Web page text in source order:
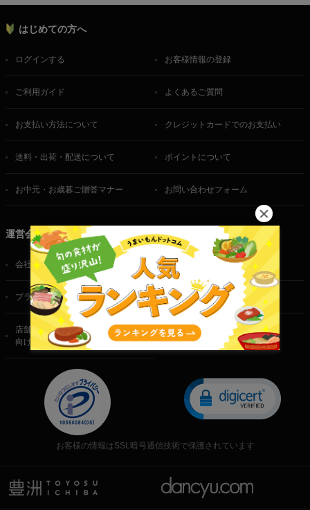
はじめての方へ
ログインする お客様情報の登録
ご利用ガイド よくあるご質問
お支払い方法について クレジットカードでのお支払い
送料・出荷・配送について ポイントについて
お中元・お歳暮ご贈答マナー お問い合わせフォーム
運営会社
会社概要 ご利用規約
プライバシーポリシー 特定商取引法に基づく表記
店舗・法人・生産者様
向けのお問い合わせ
お客様の情報はSSL暗号通信技術で保護されています